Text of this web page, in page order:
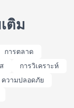
ติม
การตลาด
การวิเคราะห์
ความปลอดภัย